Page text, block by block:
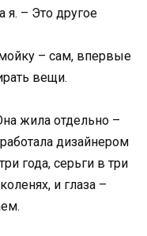
я. – Это другое
– сам, впервые
вещи.
жила отдельно –
дизайнером
года, серьги в три
и глаза –